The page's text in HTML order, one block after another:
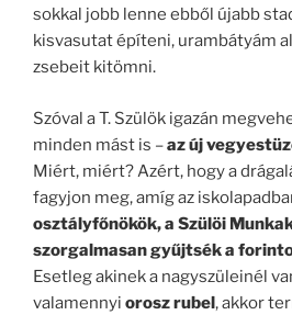
sokkal jobb lenne ebből újabb
kisvasutat építeni, urambátyám
zsebeit kitömni.
Szóval a T. Szülök igazán
minden mást is –az új
Miért, miért? Azért, hogy a
fagyjon meg, amíg az
osztályfőnökök, a Szülöi
szorgalmasan gyűjtsék a
Esetleg akinek a nagyszüleinél
valamennyi orosz rubel, akkor